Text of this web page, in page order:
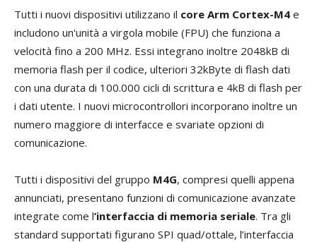
Tutti i nuovi dispositivi utilizzano il core Arm Cortex-M4 e
includono un'unità a virgola mobile (FPU) che funziona a
velocità fino a 200 MHz. Essi integrano inoltre 2048kB di
memoria flash per il codice, ulteriori 32kByte di flash dati
con una durata di 100.000 cicli di scrittura e 4kB di flash per
i dati utente. I nuovi microcontrollori incorporano inoltre un
numero maggiore di interfacce e svariate opzioni di
comunicazione.
Tutti i dispositivi del gruppo M4G, compresi quelli appena
annunciati, presentano funzioni di comunicazione avanzate
integrate come l’interfaccia di memoria seriale. Tra gli
standard supportati figurano SPI quad/ottale, l’interfaccia